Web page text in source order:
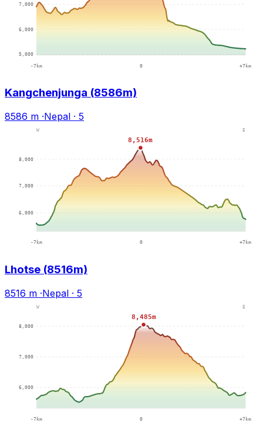
Kangchenjunga (8586m)
8586 m ·Nepal · 5
Lhotse (8516m)
8516 m ·Nepal · 5